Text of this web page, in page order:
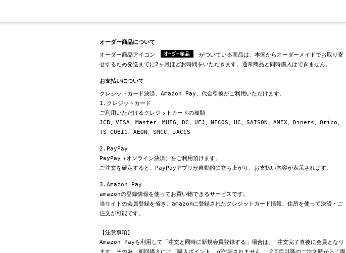
オーダー商品について
オーダー商品アイコン
がついている商品は、本国からオーダーメイドでお取り寄
せするため発送までに2ヶ月ほどお時間をいただきます。通常商品と同時購入はできません。
お支払いについて
クレジットカード決済、Amazon Pay、代金引換がご利用いただけます。
1.クレジットカード
ご利用いただけるクレジットカードの種類
JCB、VISA、Master、MUFG、DC、UFJ、NICOS、UC、SAISON、AMEX、Diners、Orico、
TS CUBIC、AEON、SMCC、JACCS
2.PayPay
PayPay（オンライン決済）をご利用頂けます。
ご注文を確定すると、PayPayアプリが自動的に立ち上がり、お支払い内容が表示されます。
3.Amazon Pay
amazonの登録情報を使ってお買い物できるサービスです。
当サイトの会員登録を省き、amazonに登録されたクレジットカード情報、住所を使って決済・ご
注文が可能です。
【注意事項】
Amazon Payを利用して「注文と同時に新規会員登録する」場合は、 注文完了直後に会員となり